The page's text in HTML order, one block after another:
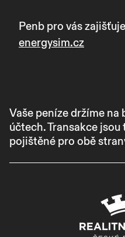
Penb pro vás zajišťuje
energysim.cz
Vaše peníze držíme
účtech. Transakce
pojištěné pro obě